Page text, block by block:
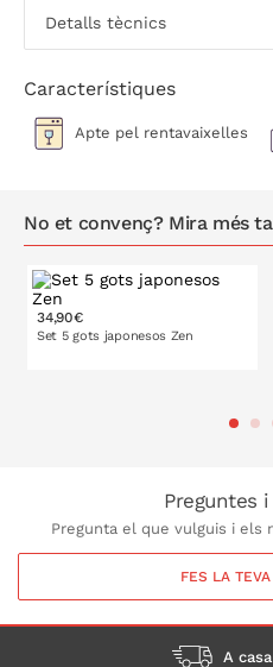
Detalls tècnics
Característiques
Apte pel rentavaixelles
No et convenç? Mira més
34,90€
Set 5 gots japonesos Zen
Preguntes
Pregunta el que vulguis i els
FES LA
A